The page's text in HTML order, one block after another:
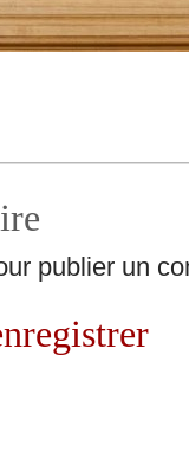
publier un